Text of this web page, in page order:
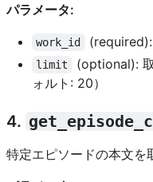
パラメータ:
work_id
limit
(optional):
ォルト: 20）
4.
特定エピソードの本文を